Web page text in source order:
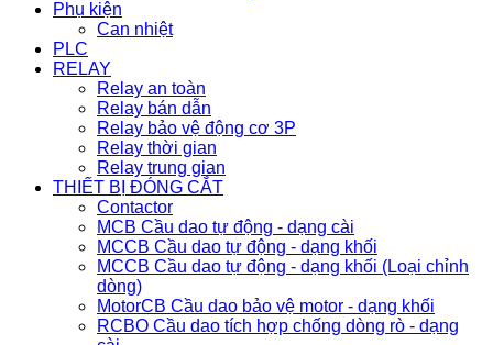
Phụ kiện
Can nhiệt
PLC
RELAY
Relay an toàn
Relay bán dẫn
Relay bảo vệ động cơ 3P
Relay thời gian
Relay trung gian
THIẾT BỊ ĐÓNG CẮT
Contactor
MCB Cầu dao tự động - dạng cài
MCCB Cầu dao tự động - dạng khối
MCCB Cầu dao tự động - dạng khối (Loại chỉnh
dòng)
MotorCB Cầu dao bảo vệ motor - dạng khối
RCBO Cầu dao tích hợp chống dòng rò - dạng